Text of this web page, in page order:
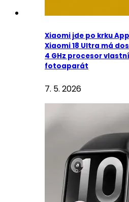
Xiaomi jde po krku
Xiaomi 18 Ultra má
4 GHz procesor
fotoaparát
7. 5. 2026